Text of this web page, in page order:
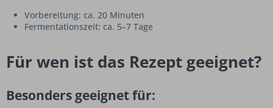
Vorbereitung: ca. 20 Minuten
Fermentationszeit: ca. 5–7 Tage
Für wen ist das Rezept geeignet?
Besonders geeignet für: